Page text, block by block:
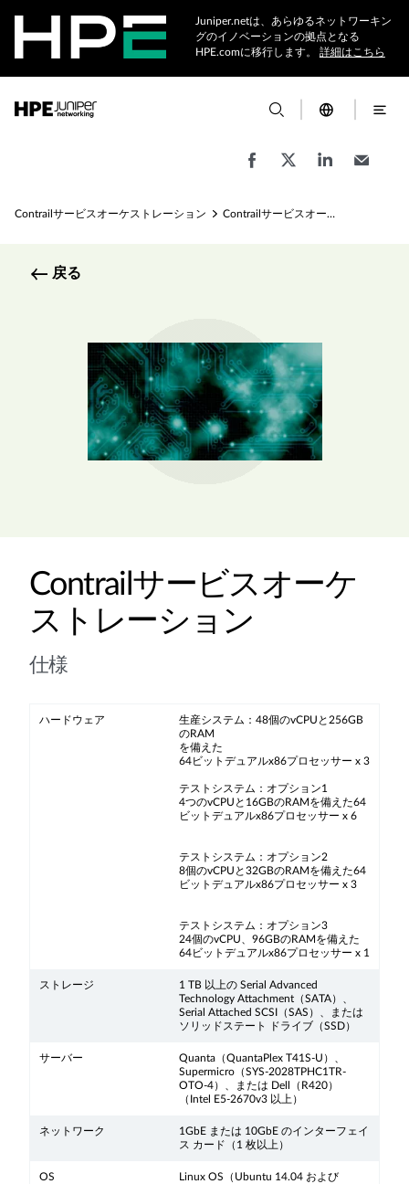
Juniper.netは、あらゆるネットワーキン
グのイノベーションの拠点となる
HPE.comに移行します。 詳細はこちら
Contrailサービスオーケストレーション Contrailサービスオーケストレーション - Network Service Orchestrationの仕様
戻る
Contrailサービスオーケ
ストレーション
仕様
ハードウェア
生産システム：48個のvCPUと256GB
のRAM
を備えた
64ビットデュアルx86プロセッサー x 3
テストシステム：オプション1
4つのvCPUと16GBのRAMを備えた64
ビットデュアルx86プロセッサー x 6
テストシステム：オプション2
8個のvCPUと32GBのRAMを備えた64
ビットデュアルx86プロセッサー x 3
テストシステム：オプション3
24個のvCPU、96GBのRAMを備えた
64ビットデュアルx86プロセッサー x 1
ストレージ
1 TB 以上の Serial Advanced
Technology Attachment（SATA）、
Serial Attached SCSI（SAS）、または
ソリッドステート ドライブ（SSD）
サーバー
Quanta（QuantaPlex T41S-U）、
Supermicro（SYS-2028TPHC1TR-
OTO-4）、または Dell（R420）
（Intel E5-2670v3 以上）
ネットワーク
1GbE または 10GbE のインターフェイ
ス カード（1 枚以上）
OS
Linux OS（Ubuntu 14.04 および